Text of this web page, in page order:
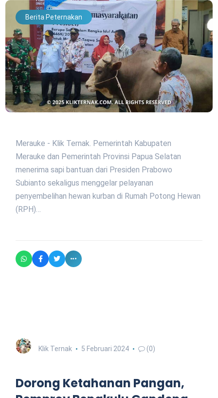
Berita Peternakan
Merauke - Klik Ternak. Pemerintah Kabupaten
Merauke dan Pemerintah Provinsi Papua Selatan
menerima sapi bantuan dari Presiden Prabowo
Subianto sekaligus menggelar pelayanan
penyembelihan hewan kurban di Rumah Potong Hewan
(RPH)…
Klik Ternak 5 Februari 2024 (0)
Dorong Ketahanan Pangan,